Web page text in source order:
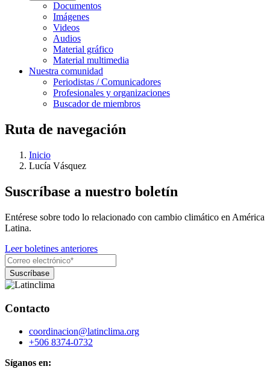
Documentos
Imágenes
Videos
Audios
Material gráfico
Material multimedia
Nuestra comunidad
Periodistas / Comunicadores
Profesionales y organizaciones
Buscador de miembros
Ruta de navegación
Inicio
Lucía Vásquez
Suscríbase a nuestro boletín
Entérese sobre todo lo relacionado con cambio climático en América
Latina.
Leer boletines anteriores
Contacto
coordinacion@latinclima.org
+506 8374-0732
Síganos en: